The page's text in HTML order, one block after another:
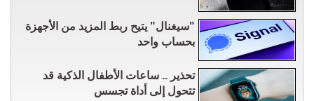
"سيغنال" يتيح ربط المزيد من الأجهزة
بحساب واحد
تحذير .. ساعات الأطفال الذكية قد
تتحول إلى أداة تجسس